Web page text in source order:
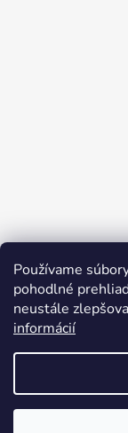
Používame
pohodlné
neustále
informácií